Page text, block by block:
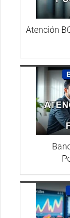
Atención